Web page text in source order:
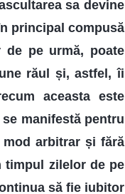
sa devine
principal compusă
pe urmă, poate
răul și, astfel, îi
aceasta este
manifestă pentru
mod arbitrar și fără
timpul zilelor de pe
să fie iubitor